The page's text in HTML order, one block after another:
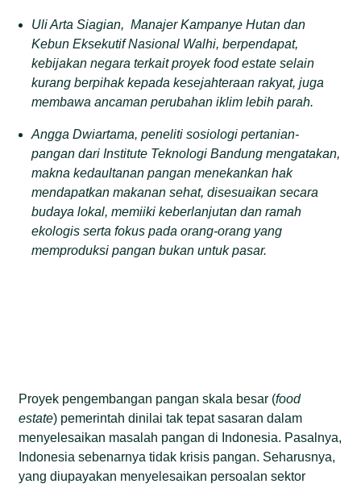
Uli Arta Siagian, Manajer Kampanye Hutan dan
Kebun Eksekutif Nasional Walhi, berpendapat,
kebijakan negara terkait proyek food estate selain
kurang berpihak kepada kesejahteraan rakyat, juga
membawa ancaman perubahan iklim lebih parah.
Angga Dwiartama, peneliti sosiologi pertanian-
pangan dari Institute Teknologi Bandungmengatakan,
makna kedaultanan pangan menekankan hak
mendapatkan makanan sehat, disesuaikan secara
budaya lokal, memiiki keberlanjutan dan ramah
ekologis serta fokus pada orang-orang yang
memproduksi pangan bukan untuk pasar.
Proyek pengembangan pangan skala besar (food
estate) pemerintah dinilai tak tepat sasaran dalam
menyelesaikan masalah pangan di Indonesia. Pasalnya,
Indonesia sebenarnya tidak krisis pangan. Seharusnya,
yang diupayakan menyelesaikan persoalan sektor